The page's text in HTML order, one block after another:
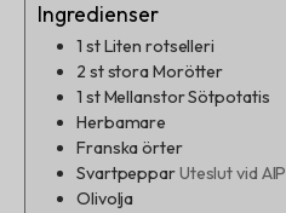
Ingredienser
1 stLiten rotselleri
2 ststora Morötter
1 stMellanstor Sötpotatis
Herbamare
Franska örter
SvartpepparUteslut vid AIP
Olivolja